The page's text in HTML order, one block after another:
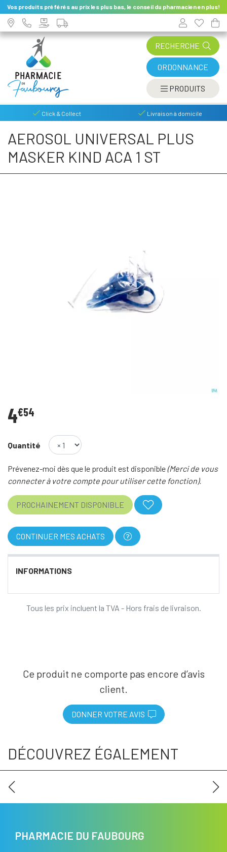
Vos produits préférés au prix les plus bas, le conseil du pharmacien en plus!
RECHERCHE
ORDONNANCE
PRODUITS
Click & Collect Livraison à domicile
AEROSOL UNIVERSAL PLUS
MASKER KIND ACA 1 ST
4€54
Quantité
Prévenez-moi dès que le produit est disponible(Merci de vous
connecter à votre compte pour utiliser cette fonction).
PROCHAINEMENT DISPONIBLE
CONTINUER MES ACHATS
INFORMATIONS
Tous les prix incluent la TVA - Hors frais de livraison.
Ce produit ne comporte pas encore d’avis
client.
DONNER VOTRE AVIS
DÉCOUVREZ ÉGALEMENT
PHARMACIE DU FAUBOURG